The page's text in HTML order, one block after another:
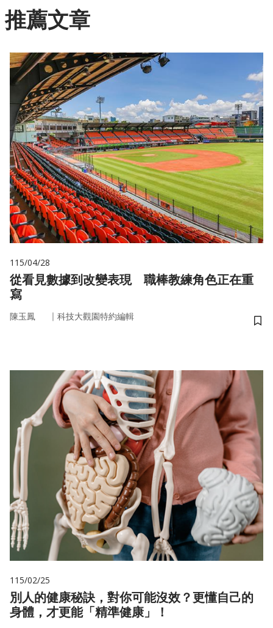
推薦文章
115/04/28
從看見數據到改變表現 職棒教練角色正在重
寫
陳玉鳳 ｜ 科技大觀園特約編輯
儲
115/02/25
別人的健康秘訣，對你可能沒效？更懂自己的
身體，才更能「精準健康」！